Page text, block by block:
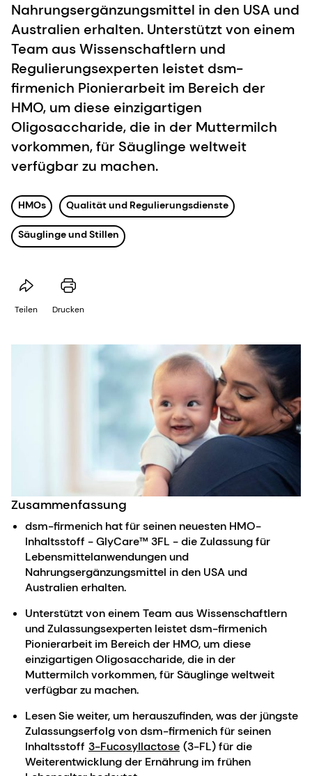
Nahrungsergänzungsmittel in den USA und
Australien erhalten. Unterstützt von einem
Team aus Wissenschaftlern und
Regulierungsexperten leistet dsm-
firmenich Pionierarbeit im Bereich der
HMO, um diese einzigartigen
Oligosaccharide, die in der Muttermilch
vorkommen, für Säuglinge weltweit
verfügbar zu machen.
HMOs Qualität und Regulierungsdienste
Säuglinge und Stillen
Teilen Drucken
Zusammenfassung
dsm-firmenich hat für seinen neuesten HMO-
Inhaltsstoff - GlyCare™ 3FL - die Zulassung für
Lebensmittelanwendungen und
Nahrungsergänzungsmittel in den USA und
Australien erhalten.
Unterstützt von einem Team aus Wissenschaftlern
und Zulassungsexperten leistet dsm-firmenich
Pionierarbeit im Bereich der HMO, um diese
einzigartigen Oligosaccharide, die in der
Muttermilch vorkommen, für Säuglinge weltweit
verfügbar zu machen.
Lesen Sie weiter, um herauszufinden, was der jüngste
Zulassungserfolg von dsm-firmenich für seinen
Inhaltsstoff 3-Fucosyllactose (3-FL) für die
Weiterentwicklung der Ernährung im frühen